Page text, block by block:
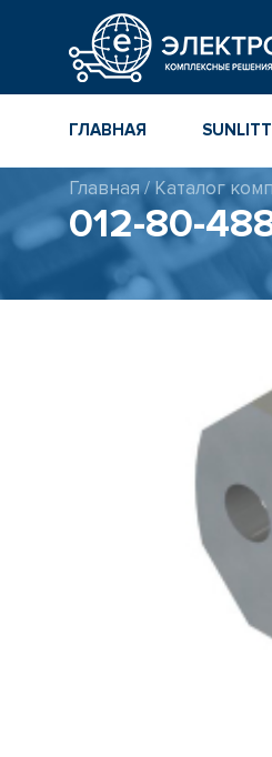
ГЛАВНАЯ SUNLITT
Главная /Каталог
012-80-